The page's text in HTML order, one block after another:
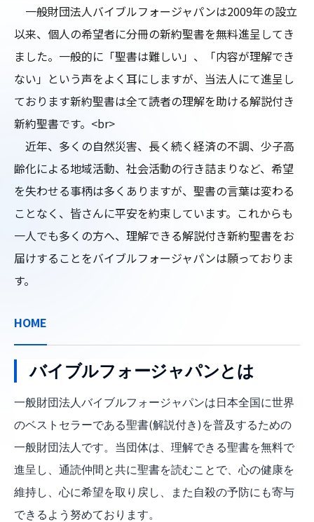
一般財団法人バイブルフォージャパンは2009年の設立
以来、個人の希望者に分冊の新約聖書を無料進呈してき
ました。一般的に「聖書は難しい」、「内容が理解でき
ない」という声をよく耳にしますが、当法人にて進呈し
ております新約聖書は全て読者の理解を助ける解説付き
新約聖書です。<br>
近年、多くの自然災害、長く続く経済の不調、少子高
齢化による地域活動、社会活動の行き詰まりなど、希望
を失わせる事柄は多くありますが、聖書の言葉は変わる
ことなく、皆さんに平安を約束しています。これからも
一人でも多くの方へ、理解できる解説付き新約聖書をお
届けすることをバイブルフォージャパンは願っておりま
す。
HOME
バイブルフォージャパンとは
一般財団法人バイブルフォージャパンは日本全国に世界
のベストセラーである聖書(解説付き)を普及するための
一般財団法人です。当団体は、理解できる聖書を無料で
進呈し、通読仲間と共に聖書を読むことで、心の健康を
維持し、心に希望を取り戻し、また自殺の予防にも寄与
できるよう努めております。